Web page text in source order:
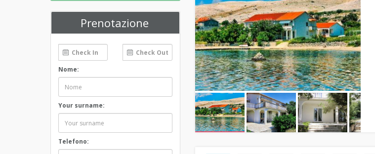
Prenotazione
Nome:
Your surname:
Telefono: